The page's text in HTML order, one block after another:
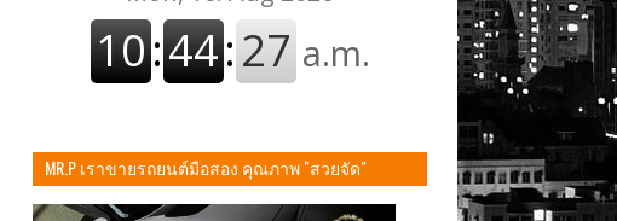
MR.P เราขายรถยนต์มือสอง คุณภาพ "สวยจัด"